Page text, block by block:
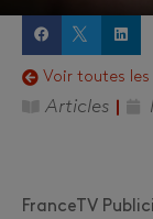
Voir toutes
Articles
FranceTV P